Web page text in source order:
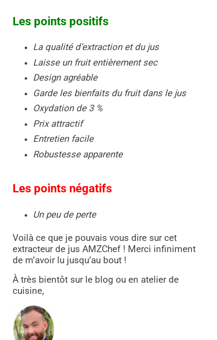
Les points positifs
La qualité d’extraction et du jus
Laisse un fruit entièrement sec
Design agréable
Garde les bienfaits du fruit dans le jus
Oxydation de 3 %
Prix attractif
Entretien facile
Robustesse apparente
Les points négatifs
Un peu de perte
Voilà ce que je pouvais vous dire sur cet
extracteur de jus AMZChef ! Merci infiniment
de m’avoir lu jusqu’au bout !
À très bientôt sur le blog ou en atelier de
cuisine,